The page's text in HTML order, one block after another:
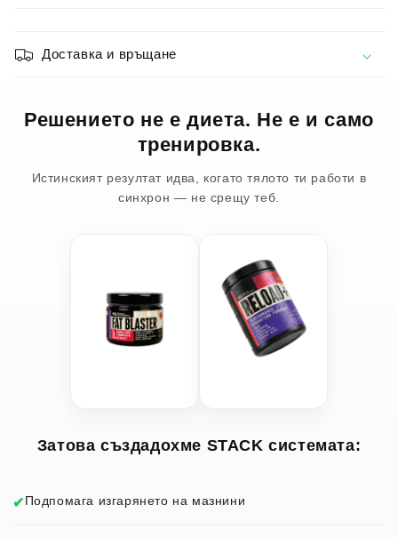
Доставка и връщане
Решението не е диета. Не е и само
тренировка.
Истинският резултат идва, когато тялото ти работи в
синхрон — не срещу теб.
Затова създадохме STACK системата:
✔Подпомага изгарянето на мазнини